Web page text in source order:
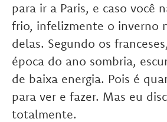
para ir a Paris, e caso você
frio, infelizmente o inverno
delas. Segundo os
época do ano sombria,
de baixa energia. Pois é
para ver e fazer. Mas eu
totalmente.